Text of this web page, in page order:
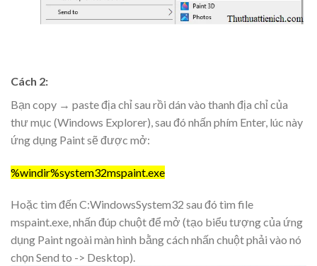
Cách 2:
Bạn copy → paste địa chỉ sau rồi dán vào thanh địa chỉ của
thư mục (Windows Explorer), sau đó nhấn phím Enter, lúc này
ứng dụng Paint sẽ được mở:
%windir%system32mspaint.exe
Hoặc tìm đến C:WindowsSystem32 sau đó tìm file
mspaint.exe, nhấn đúp chuột để mở (tạo biểu tượng của ứng
dụng Paint ngoài màn hình bằng cách nhấn chuột phải vào nó
chọn Send to -> Desktop).